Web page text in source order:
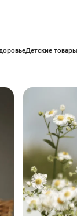
⁠Детские товары